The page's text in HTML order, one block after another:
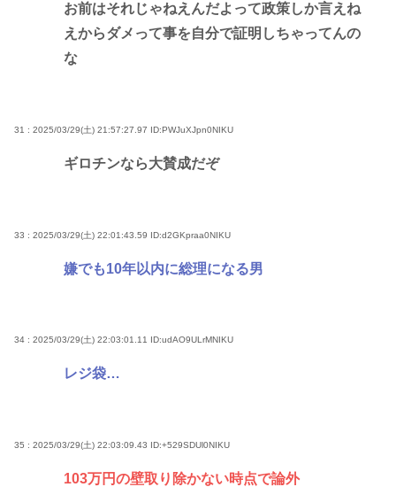
お前はそれじゃねえんだよって政策しか言えね
えからダメって事を自分で証明しちゃってんの
な
31 : 2025/03/29(土) 21:57:27.97 ID:PWJuXJpn0NIKU
ギロチンなら大賛成だぞ
33 : 2025/03/29(土) 22:01:43.59 ID:d2GKpraa0NIKU
嫌でも10年以内に総理になる男
34 : 2025/03/29(土) 22:03:01.11 ID:udAO9ULrMNIKU
レジ袋…
35 : 2025/03/29(土) 22:03:09.43 ID:+529SDUl0NIKU
103万円の壁取り除かない時点で論外